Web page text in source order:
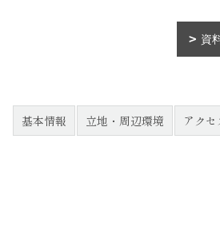
資
基本情報 立地・周辺環境 アクセ